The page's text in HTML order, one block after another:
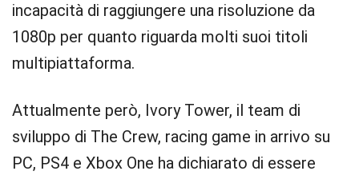
incapacità di raggiungere una risoluzione da
1080p per quanto riguarda molti suoi titoli
multipiattaforma.
Attualmente però, Ivory Tower, il team di
sviluppo di The Crew, racing game in arrivo su
PC, PS4 e Xbox One ha dichiarato di essere